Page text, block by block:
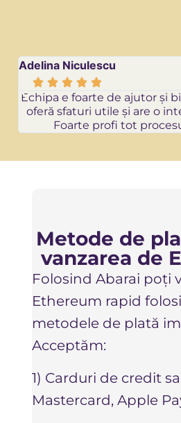
Adelina Niculescu
    
Echipa e foarte de ajutor și
oferă sfaturi utile și are o
Foarte profi tot
Metode de
vanzarea de
Folosind Abarai poți
Ethereum rapid
metodele de plată
Acceptăm:
1) Carduri de credit
Mastercard, Apple